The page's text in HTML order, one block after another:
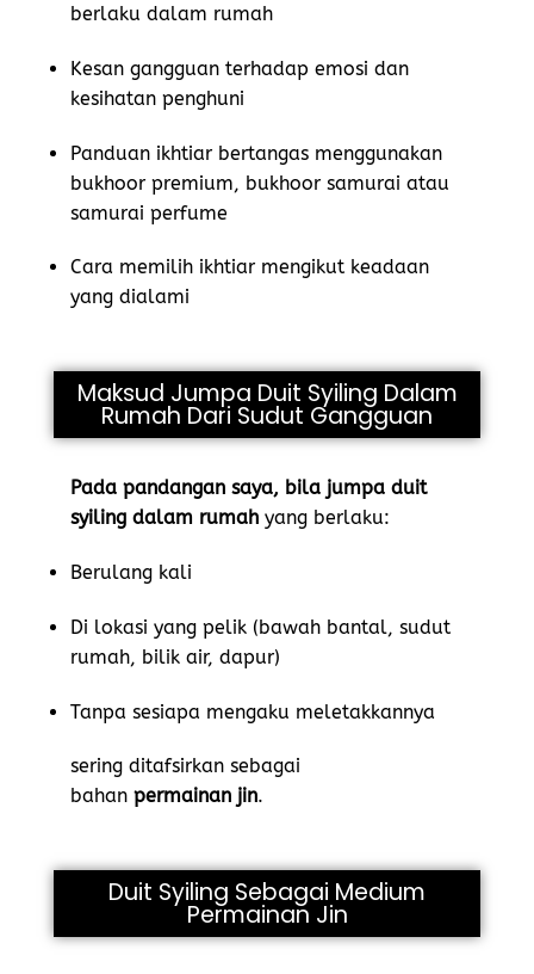
berlaku dalam rumah
Kesan gangguan terhadap emosi dan
kesihatan penghuni
Panduan ikhtiar bertangas menggunakan
bukhoor premium, bukhoor samurai atau
samurai perfume
Cara memilih ikhtiar mengikut keadaan
yang dialami
Maksud Jumpa Duit Syiling Dalam
Rumah Dari Sudut Gangguan
Pada pandangan saya, bila jumpa duit
syiling dalam rumah yang berlaku:
Berulang kali
Di lokasi yang pelik (bawah bantal, sudut
rumah, bilik air, dapur)
Tanpa sesiapa mengaku meletakkannya
sering ditafsirkan sebagai
bahan permainan jin.
Duit Syiling Sebagai Medium
Permainan Jin